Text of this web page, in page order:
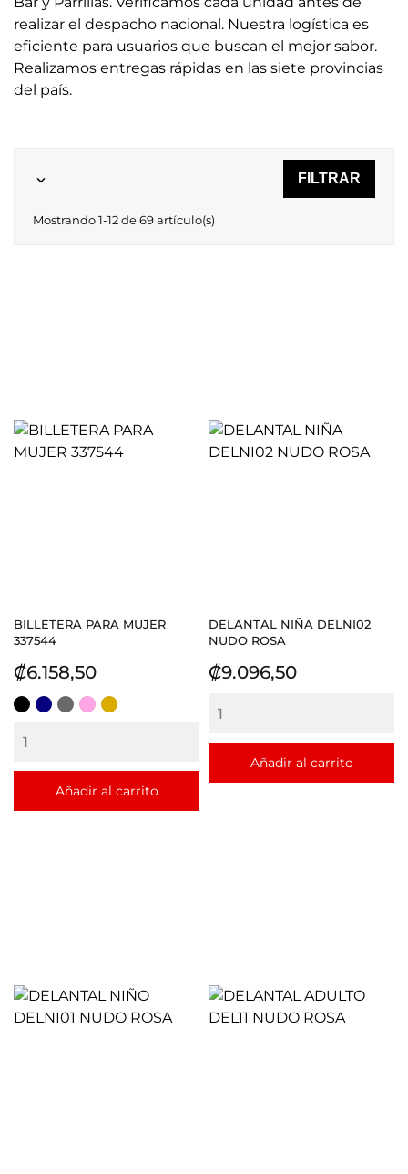
realizar el despacho nacional. Nuestra logística es
eficiente para usuarios que buscan el mejor sabor.
Realizamos entregas rápidas en las siete provincias
del país.
 FILTRAR
Mostrando 1-12 de 69 artículo(s)
BILLETERA PARA MUJER
337544
Precio
₡6.158,50
NEGRO
AZULGRISROSADO
NATURAL
Añadir al carrito
DELANTAL NIÑA DELNI02
NUDO ROSA
Precio
₡9.096,50
Añadir al carrito